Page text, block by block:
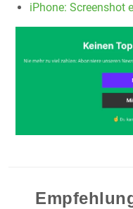
iPhone: Screenshot